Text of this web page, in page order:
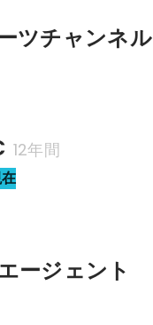
ツチャンネル
12年間
ージェント